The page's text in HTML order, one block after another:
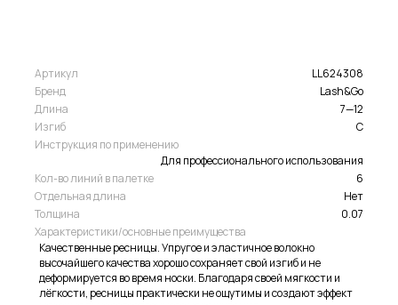
Артикул
LL624308
Бренд
Lash&Go
Длина
7—12
Изгиб
C
Инструкция по применению
Для профессионального использования
Кол-во линий в палетке
6
Отдельная длина
Нет
Толщина
0.07
Характеристики/основные преимущества
Качественные ресницы. Упругое и эластичное волокно
высочайшего качества хорошо сохраняет свой изгиб и не
деформируется во время носки. Благодаря своей мягкости и
лёгкости, ресницы практически не ощутимы и создают эффект